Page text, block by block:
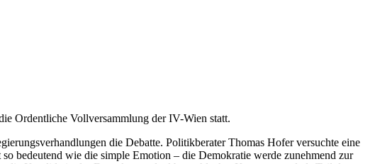
Ordentliche Vollversammlung der IV-Wien statt.
die Debatte. Politikberater Thomas Hofer versuchte eine
bedeutend wie die simple Emotion – die Demokratie werde zunehmend zur